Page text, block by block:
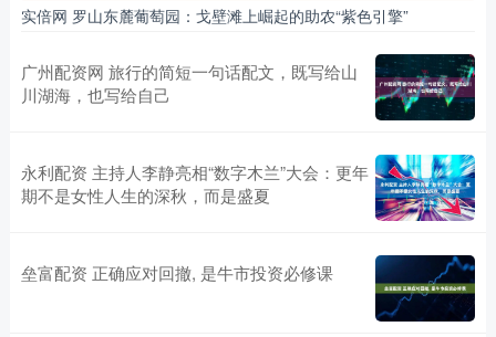
实倍网 罗山东麓葡萄园：戈壁滩上崛起的助农“紫色引擎”
广州配资网 旅行的简短一句话配文，既写给山
川湖海，也写给自己
永利配资 主持人李静亮相“数字木兰”大会：更年
期不是女性人生的深秋，而是盛夏
垒富配资 正确应对回撤, 是牛市投资必修课